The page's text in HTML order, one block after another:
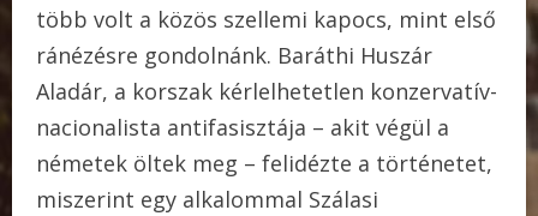
több volt a közös szellemi kapocs, mint első
ránézésre gondolnánk. Baráthi Huszár
Aladár, a korszak kérlelhetetlen konzervatív-
nacionalista antifasisztája – akit végül a
németek öltek meg – felidézte a történetet,
miszerint egy alkalommal Szálasi